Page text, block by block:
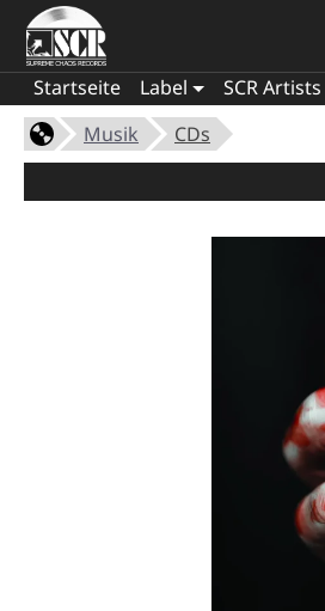
Startseite Label SCR Artists
Musik
CDs